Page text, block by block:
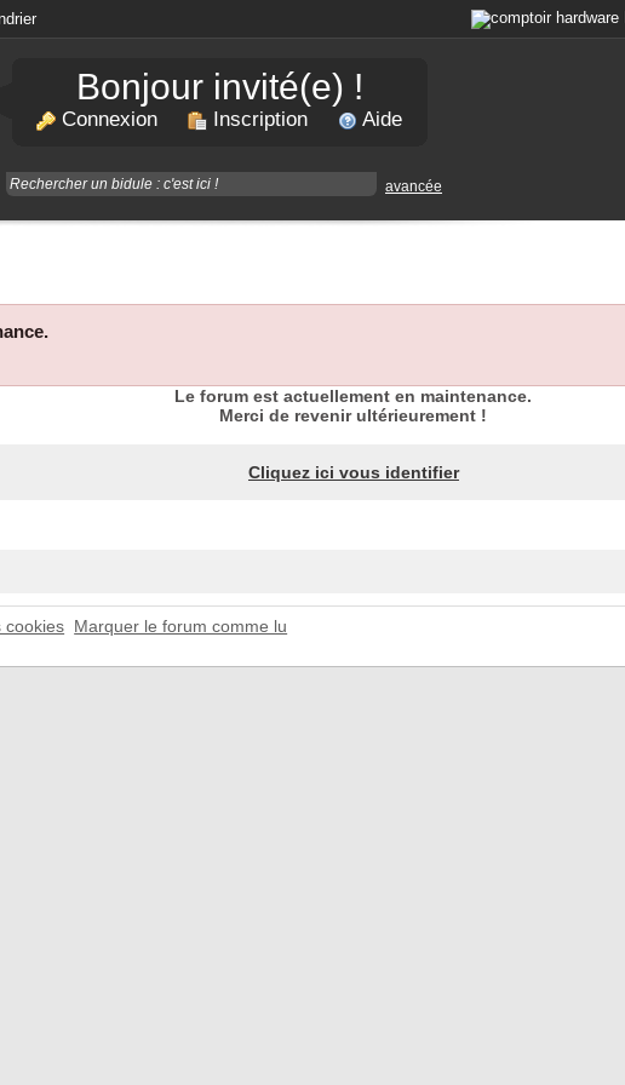
Bonjour invité(e) !
Connexion Inscription Aide
avancée
Le forum est actuellement en maintenance.
Merci de revenir ultérieurement !
Cliquez ici vous identifier
cookies Marquer le forum comme lu